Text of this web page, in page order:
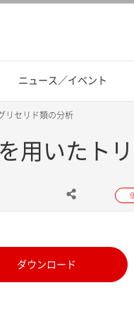
ニュース／イベント
リセリド類の分析
用いたト
ダウンロード